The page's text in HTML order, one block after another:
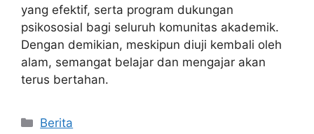
yang efektif, serta program dukungan
psikososial bagi seluruh komunitas akademik.
Dengan demikian, meskipun diuji kembali oleh
alam, semangat belajar dan mengajar akan
terus bertahan.
Kategori
Berita